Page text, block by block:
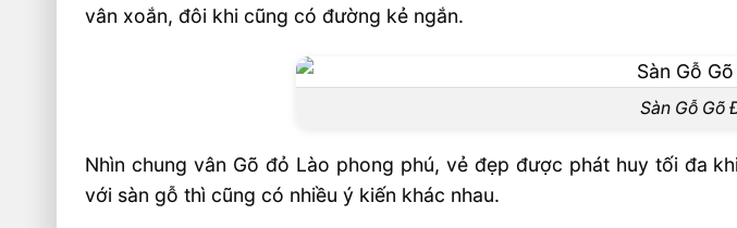
vân xoắn, đôi khi cũng có đường kẻ ngắn.
Sàn Gỗ Gõ
Nhìn chung vân Gõ đỏ Lào phong phú, vẻ đẹp được phát huy tối đa
với sàn gỗ thì cũng có nhiều ý kiến khác nhau.